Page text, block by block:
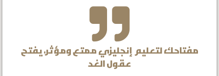
مفتاحك لتعليم إنجليزي ممتع ومؤثر، يفتح
عقول الغد